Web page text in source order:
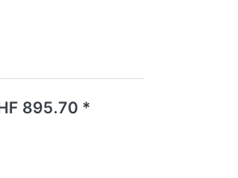
vor.
895.70 *